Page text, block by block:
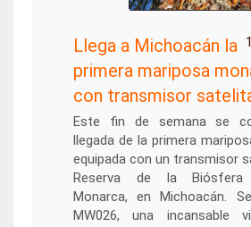
Llega a Michoacán la
primera mariposa
con transmisor
Este fin de semana se
llegada de la primera
equipada con un transmisor
Reserva de la Biósfera
Monarca, en Michoacán.
MW026, una incansable